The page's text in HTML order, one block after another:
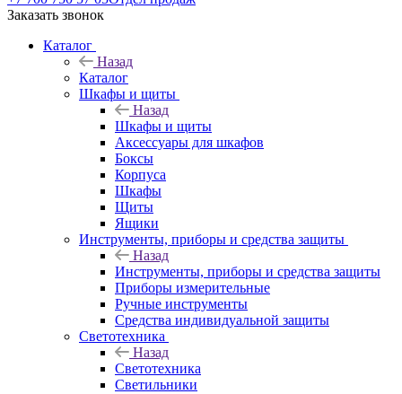
Заказать звонок
Каталог
Назад
Каталог
Шкафы и щиты
Назад
Шкафы и щиты
Аксессуары для шкафов
Боксы
Корпуса
Шкафы
Щиты
Ящики
Инструменты, приборы и средства защиты
Назад
Инструменты, приборы и средства защиты
Приборы измерительные
Ручные инструменты
Средства индивидуальной защиты
Светотехника
Назад
Светотехника
Светильники